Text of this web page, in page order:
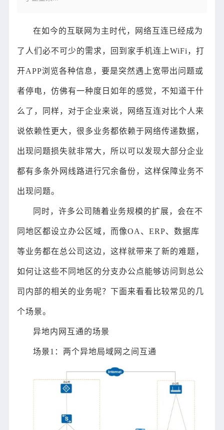
在如今的互联网为主时代，网络互连已经成为
了人们必不可少的需求，回到家手机连上WiFi，打
开APP浏览各种信息，要是突然遇上宽带出问题或
者停电，仿佛有一种度日如年的感觉，不知道干什
么了，同样，对于企业来说，网络互连对比个人来
说依赖性更大，很多业务都依赖于网络传递数据，
出现问题损失就非常大，所以可以发现大部分企业
都有多条外网线路进行冗余备份，这样保障业务不
出现问题。
同时，许多公司随着业务规模的扩展，会在不
同地区都设立办公区域，而像OA、ERP、数据库
等业务都在总公司这边，这样就带来了新的难题，
如何让这些不同地区的分支办公点能够访问到总公
司内部的相关的业务呢？下面来看看比较常见的几
个场景。
异地内网互通的场景
场景1：两个异地局域网之间互通